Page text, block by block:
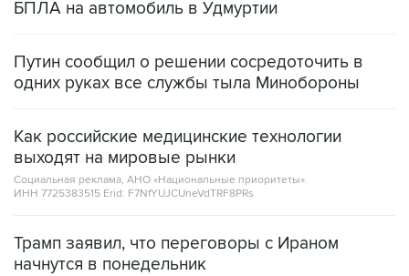
БПЛА на автомобиль в Удмуртии
Путин сообщил о решении сосредоточить в
одних руках все службы тыла Минобороны
Как российские медицинские технологии
выходят на мировые рынки
Социальная реклама, АНО «Национальные приоритеты».
ИНН 7725383515 Erid: F7NfYUJCUneVdTRF8PRs
Трамп заявил, что переговоры с Ираном
начнутся в понедельник